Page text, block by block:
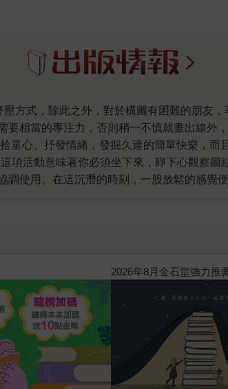
相當的專注力，否則稍一不慎就畫出線外
童心、抒發情緒，發掘久違的簡單快樂，而
項活動意味著你必須坐下來，靜下心觀察
調使用。在這沉潛的時刻，一股放鬆的感覺
，適合繪畫素人。 如果想像藝術家一樣畫
上扭曲人形的「吶喊」、或是維梅爾畫的
屬於你自己的名畫冊。此外，每幅畫還有名
純的活動，可以在塗塗抹抹中尋找快樂的來
，會發現內心漸漸感受到平靜，心靈得到了
2026年8月金石堂強力推